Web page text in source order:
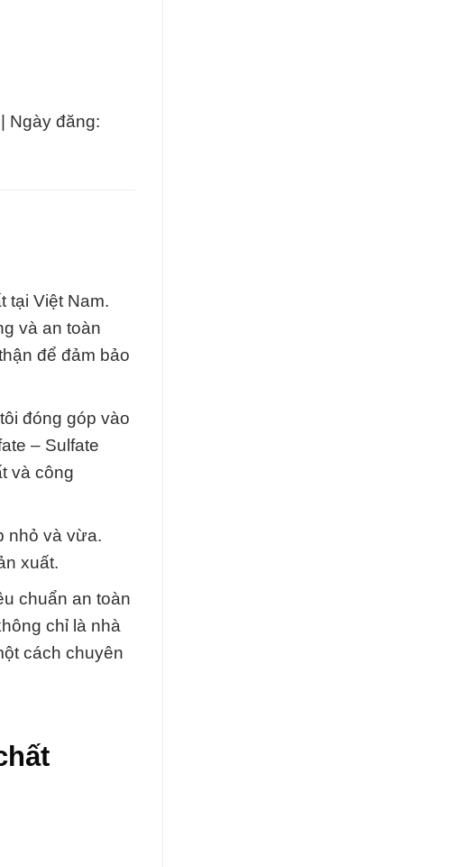
Ngày đăng:
tại Việt Nam.
và an toàn
để đảm bảo
đóng góp vào
– Sulfate
và công
nhỏ và vừa.
xuất.
chuẩn an toàn
chỉ là nhà
cách chuyên